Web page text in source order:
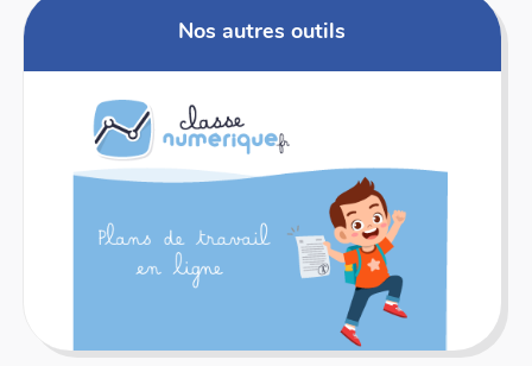
Nos autres outils